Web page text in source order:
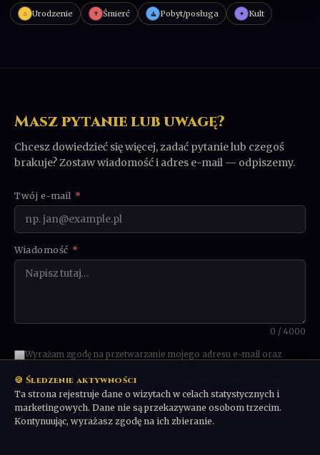
⌂ Urodzenie ✝ Śmierć ⛪ Pobyt/posługa ✦ Kult
Masz pytanie lub uwagę?
Chcesz dowiedzieć się więcej, zadać pytanie lub czegoś
brakuje? Zostaw wiadomość i adres e-mail — odpiszemy.
Twój e-mail *
Wiadomość *
0 / 4000
Wyrażam zgodę na przetwarzanie mojego adresu e-mail oraz
danych jest Communio Sanctorum. Dane nie są przekazywane
osobom trzecim ani wykorzystywane w celach marketingowych
bez odrębnej zgody. Możesz poprosić o usunięcie danych w
dowolnym momencie.
🍪 Śledzenie aktywności
Ta strona rejestruje dane o wizytach w celach statystycznych i
marketingowych. Dane nie są przekazywane osobom trzecim.
Kontynuując, wyrażasz zgodę na ich zbieranie.